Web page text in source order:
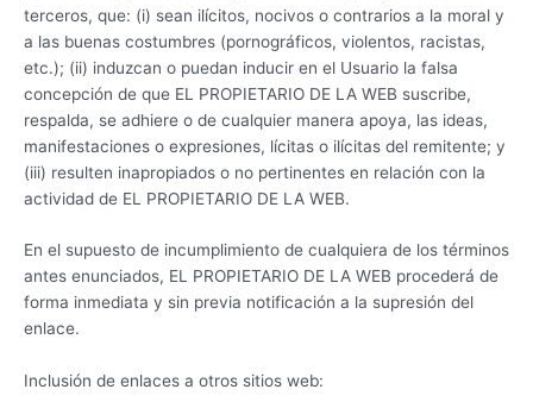
terceros, que: (i) sean ilícitos, nocivos o contrarios a la moral y
a las buenas costumbres (pornográficos, violentos, racistas,
etc.); (ii) induzcan o puedan inducir en el Usuario la falsa
concepción de que EL PROPIETARIO DE LA WEB suscribe,
respalda, se adhiere o de cualquier manera apoya, las ideas,
manifestaciones o expresiones, lícitas o ilícitas del remitente; y
(iii) resulten inapropiados o no pertinentes en relación con la
actividad de EL PROPIETARIO DE LA WEB.
En el supuesto de incumplimiento de cualquiera de los términos
antes enunciados, EL PROPIETARIO DE LA WEB procederá de
forma inmediata y sin previa notificación a la supresión del
enlace.
Inclusión de enlaces a otros sitios web: